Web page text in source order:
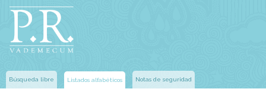
Búsqueda libre Listados alfabéticos Notas de seguridad